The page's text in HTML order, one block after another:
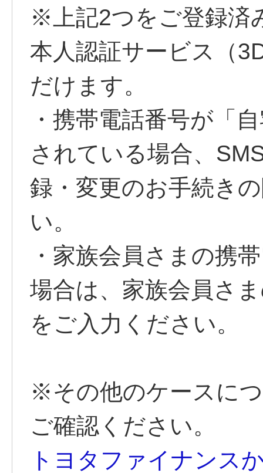
※上記2つをご登録済
本人認証サービス（
だけます。
・携帯電話番号が「
されている場合、
録・変更のお手続き
い。
・家族会員さまの携
場合は、家族会員さ
をご入力ください。
※その他のケースに
ご確認ください。
トヨタファイナンス